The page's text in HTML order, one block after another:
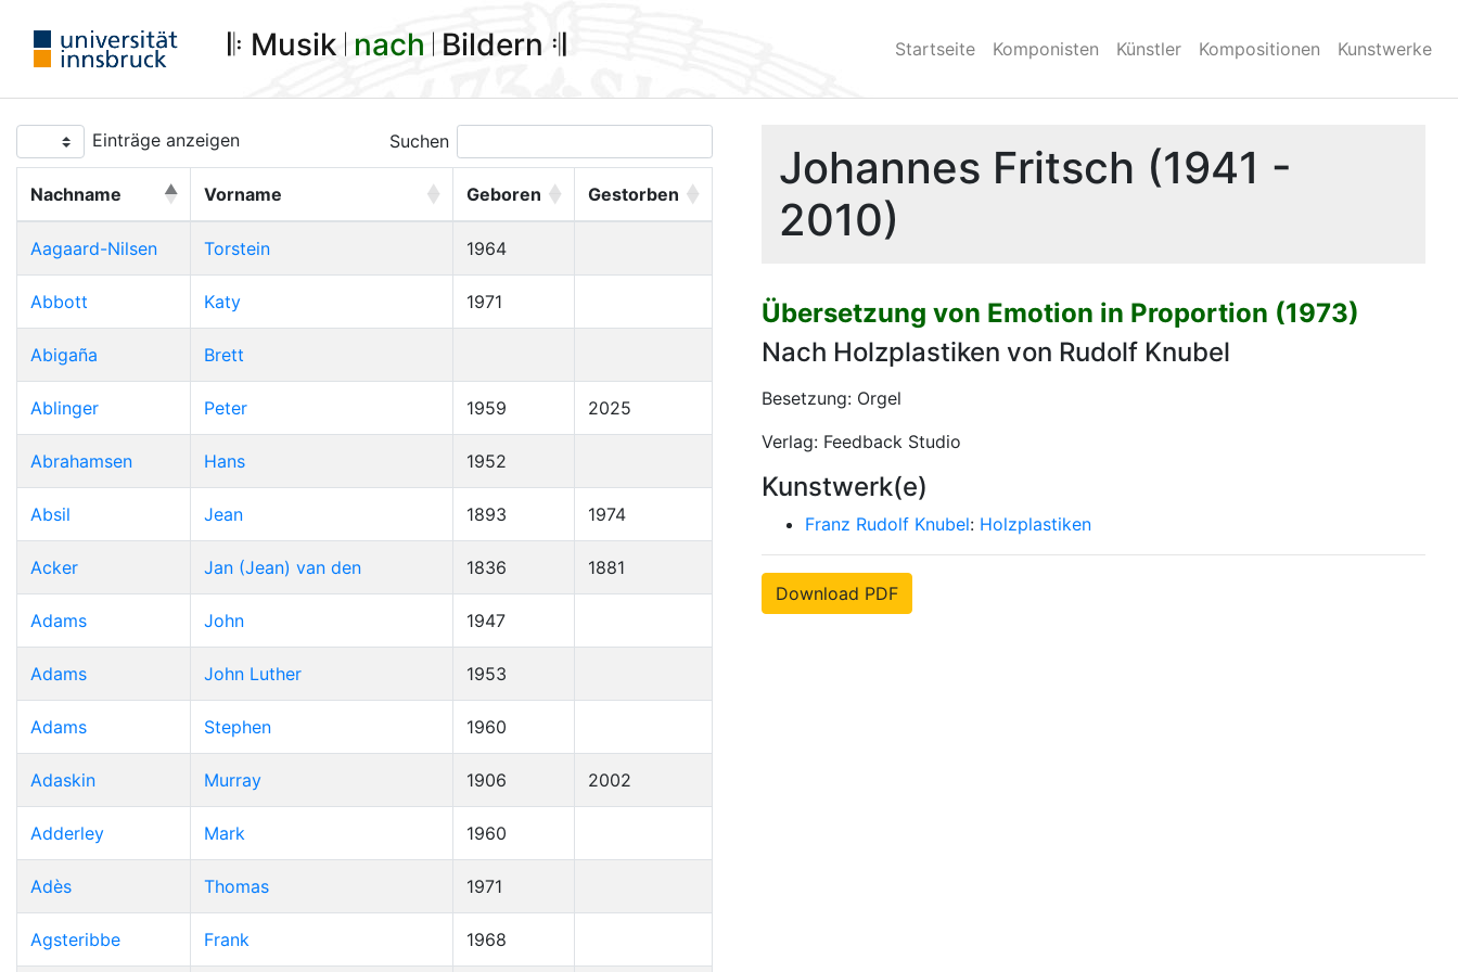
𝄆 Musik 𝄀 nach 𝄀 Bildern 𝄇 Startseite Komponisten Künstler Kompositionen Kunstwerke
Einträge anzeigen Suchen
Nachname Vorname Geboren Gestorben
Aagaard-Nilsen Torstein 1964
Abbott Katy 1971
Abigaña Brett
Ablinger Peter 1959 2025
Abrahamsen Hans 1952
Absil Jean 1893 1974
Acker Jan (Jean) van den 1836 1881
Adams John 1947
Adams John Luther 1953
Adams Stephen 1960
Adaskin Murray 1906 2002
Adderley Mark 1960
Adès Thomas 1971
Agsteribbe Frank 1968
Johannes Fritsch (1941 -
2010)
Übersetzung von Emotion in Proportion (1973)
Nach Holzplastiken von Rudolf Knubel
Besetzung: Orgel
Verlag: Feedback Studio
Kunstwerk(e)
Franz Rudolf Knubel: Holzplastiken
Download PDF